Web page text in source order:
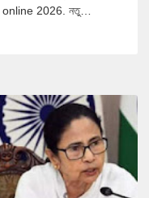
2026. নতু…